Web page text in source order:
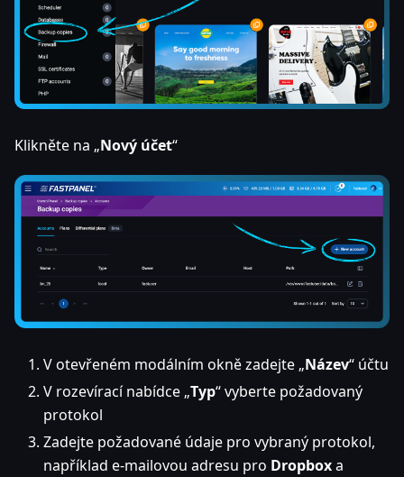
Klikněte na „Nový účet“
V otevřeném modálním okně zadejte „Název“ účtu
V rozevírací nabídce „Typ“ vyberte požadovaný
protokol
Zadejte požadované údaje pro vybraný protokol,
například e-mailovou adresu pro Dropboxa